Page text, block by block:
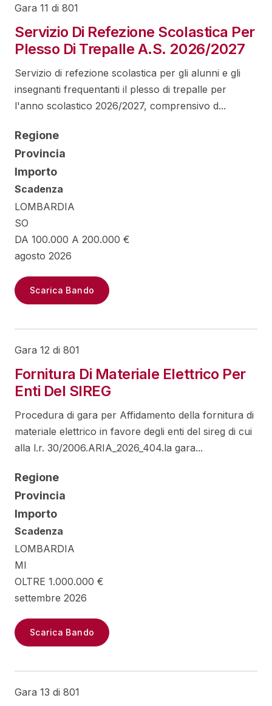
Gara 11 di 801
Servizio Di Refezione Scolastica Per
Plesso Di Trepalle A.S. 2026/2027
Servizio di refezione scolastica per gli alunni e gli
insegnanti frequentanti il plesso di trepalle per
l'anno scolastico 2026/2027, comprensivo d...
Regione
Provincia
Importo
Scadenza
LOMBARDIA
SO
DA 100.000 A 200.000 €
agosto 2026
Scarica Bando
Gara 12 di 801
Fornitura Di Materiale Elettrico Per
Enti Del SIREG
Procedura di gara per Affidamento della fornitura di
materiale elettrico in favore degli enti del sireg di cui
alla l.r. 30/2006.ARIA_2026_404.la gara...
Regione
Provincia
Importo
Scadenza
LOMBARDIA
MI
OLTRE 1.000.000 €
settembre 2026
Scarica Bando
Gara 13 di 801